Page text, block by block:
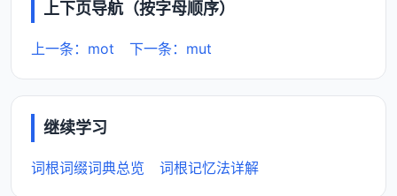
上下页导航（按字母顺序）
上一条：mot 下一条：mut
继续学习
词根词缀词典总览 词根记忆法详解